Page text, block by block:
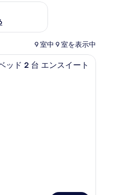
状況をチェック
9 室中 9 室を表示中
(室内)、デスク、ノートパソコン用作業ス
エコノミールーム シングルベッド 2 台 エン
ッド 2 台 エンスイート